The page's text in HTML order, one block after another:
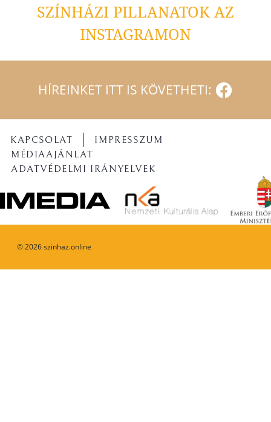
SZÍNHÁZI PILLANATOK AZ
INSTAGRAMON
HÍREINKET ITT IS KÖVETHETI:
©2026szinhaz.online
KAPCSOLAT
IMPRESSZUM
MÉDIAAJÁNLAT
ADATVÉDELMI IRÁNYELVEK